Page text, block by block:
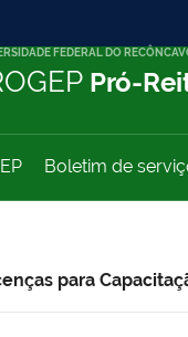
FEDERAL DO
Pró-
Boletim de
para